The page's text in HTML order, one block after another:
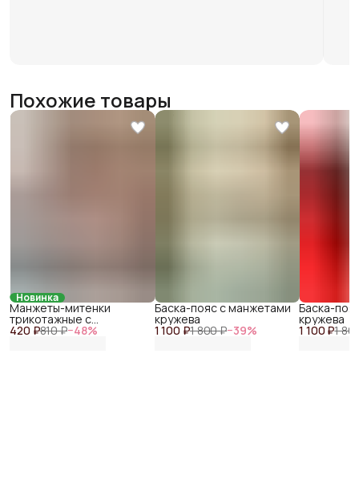
Похожие товары
Новинка
420 ₽810 ₽−48%
Манжеты-митенки
трикотажные с
цепочками 1 100 ₽1 800 ₽−39%
Баска-пояс с манжетами
кружева
1 100 ₽1
Баска-
кружева